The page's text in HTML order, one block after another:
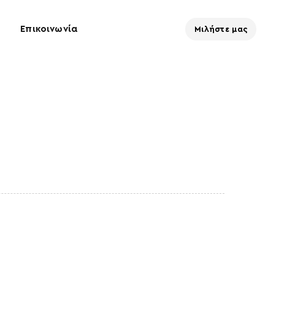
Επικοινωνία Μιλήστε μας